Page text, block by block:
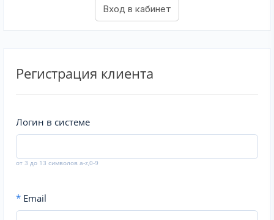
Регистрация клиента
Логин в системе
от 3 до 13 символов a-z,0-9
* Email